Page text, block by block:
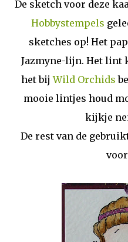
De sketch voor deze
Hobbystempels
sketches op! Het
Jazmyne-lijn. Het lint
het bij Wild Orchids
mooie lintjes houd
kijkje
De rest van de